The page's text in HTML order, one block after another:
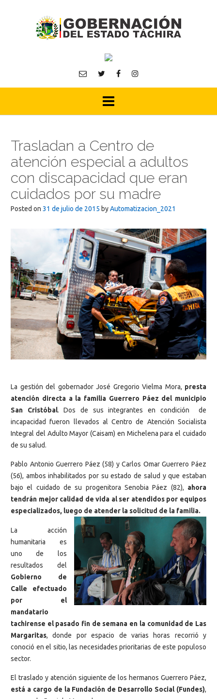
Trasladan a Centro de
atención especial a adultos
con discapacidad que eran
cuidados por su madre
Posted on 31 de julio de 2015 byAutomatizacion_2021
La gestión del gobernador José Gregorio Vielma Mora, presta
atención directa a la familia Guerrero Páez del municipio
San Cristóbal. Dos de sus integrantes en condición de
incapacidad fueron llevados al Centro de Atención Socialista
Integral del Adulto Mayor (Caisam) en Michelena para el cuidado
de su salud.
Pablo Antonio Guerrero Páez (58) y Carlos Omar Guerrero Páez
(56), ambos inhabilitados por su estado de salud y que estaban
bajo el cuidado de su progenitora Senobia Páez (82), ahora
tendrán mejor calidad de vida al ser atendidos por equipos
especializados, luego de atender la solicitud de la familia.
La acción
humanitaria es
uno de los
resultados del
Gobierno de
Calle efectuado
por el
mandatario
tachirense el pasado fin de semana en la comunidad de Las
Margaritas, donde por espacio de varias horas recorrió y
conoció en el sitio, las necesidades prioritarias de este populoso
sector.
El traslado y atención siguiente de los hermanos Guerrero Páez,
está a cargo de la Fundación de Desarrollo Social (Fundes),